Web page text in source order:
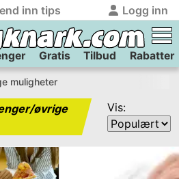
inn tips Logg inn
tilbake
brukertrygtog helt gratis
Vipps-innlogging.
tilbake
de beste tipsene med
Gratis Tilbud Rabatter
muligheter
øvrige
Vis: